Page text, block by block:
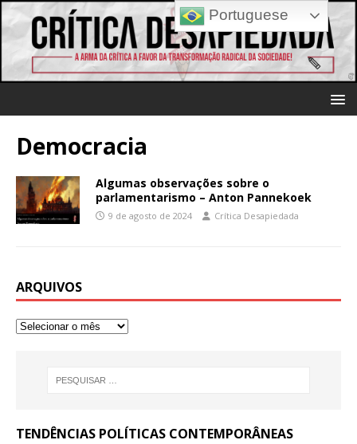
Democracia
Algumas observações sobre o
parlamentarismo – Anton Pannekoek
9 de agosto de 2024 Crítica Desapiedada
ARQUIVOS
TENDÊNCIAS POLÍTICAS CONTEMPORÂNEAS
Portuguese